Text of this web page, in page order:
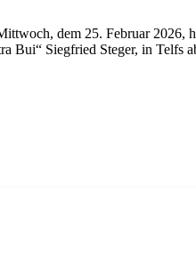
dem 25. Februar 2026,
Bui“ Siegfried Steger, in